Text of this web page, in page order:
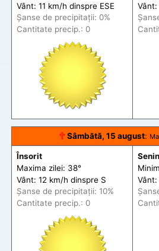
Vânt: 11 km/h dinspre ESE
Șanse de precipitații: 0%
Cantitate precip.: 0
Vânt:
🕆 Sâmbătă, 15 august:
Însorit
Maxima zilei: 38°
Vânt: 12 km/h dinspre S
Șanse de precipitații: 10%
Cantitate precip.: 0
Senin